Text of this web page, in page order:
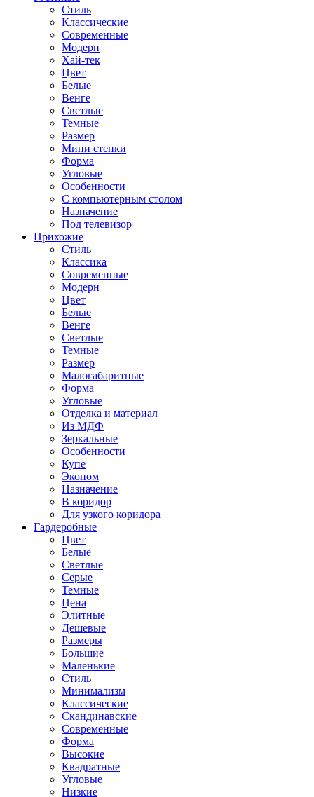
Стиль
Классические
Современные
Модерн
Хай-тек
Цвет
Белые
Венге
Светлые
Темные
Размер
Мини стенки
Форма
Угловые
Особенности
С компьютерным столом
Назначение
Под телевизор
Прихожие
Стиль
Классика
Современные
Модерн
Цвет
Белые
Венге
Светлые
Темные
Размер
Малогабаритные
Форма
Угловые
Отделка и материал
Из МДФ
Зеркальные
Особенности
Купе
Эконом
Назначение
В коридор
Для узкого коридора
Гардеробные
Цвет
Белые
Светлые
Серые
Темные
Цена
Элитные
Дешевые
Размеры
Большие
Маленькие
Стиль
Минимализм
Классические
Скандинавские
Современные
Форма
Высокие
Квадратные
Угловые
Низкие